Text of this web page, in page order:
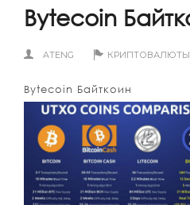
Bytecoin
ATENG КРИПТОВАЛЮТЫ
Bytecoin Байткоин